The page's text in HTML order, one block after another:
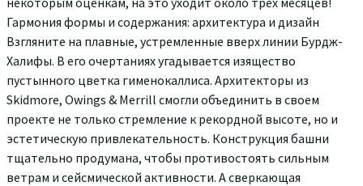
Гармония формы и содержания: архитектура и дизайн
Взгляните на плавные, устремленные вверх линии Бурдж-
Халифы. В его очертаниях угадывается изящество
пустынного цветка гименокаллиса. Архитекторы из
Skidmore, Owings & Merrill смогли объединить в своем
проекте не только стремление к рекордной высоте, но и
эстетическую привлекательность. Конструкция башни
тщательно продумана, чтобы противостоять сильным
ветрам и сейсмической активности. А сверкающая